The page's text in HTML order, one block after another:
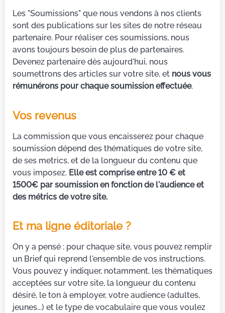
Les "Soumissions" que nous vendons à nos clients
sont des publications sur les sites de notre réseau
partenaire. Pour réaliser ces soumissions, nous
avons toujours besoin de plus de partenaires.
Devenez partenaire dès aujourd'hui, nous
soumettrons des articles sur votre site, et nous vous
rémunérons pour chaque soumission effectuée.
Vos revenus
La commission que vous encaisserez pour chaque
soumission dépend des thématiques de votre site,
de ses metrics, et de la longueur du contenu que
vous imposez. Elle est comprise entre 10 € et
1500€ par soumission en fonction de l'audience et
des métrics de votre site.
Et ma ligne éditoriale ?
On y a pensé : pour chaque site, vous pouvez remplir
un Brief qui reprend l'ensemble de vos instructions.
Vous pouvez y indiquer, notamment, les thématiques
acceptées sur votre site, la longueur du contenu
désiré, le ton à employer, votre audience (adultes,
jeunes...) et le type de vocabulaire que vous voulez